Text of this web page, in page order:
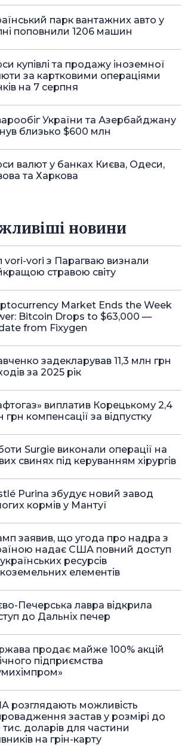
парк вантажних авто у
поповнили 1206 машин
купівлі та продажу іноземної
за картковими операціями
на 7 серпня
України та Азербайджану
близько $600 млн
валют у банках Києва, Одеси,
та Харкова
новини
vori-vori з Парагваю визнали
стравою світу
Market Ends the Week
Bitcoin Drops to $63,000 —
from Fixygen
задекларував 11,3 млн грн
за 2025 рік
виплатив Корецькому 2,4
грн компенсації за відпустку
Surgie виконали операції на
свинях під керуванням хірургів
Purina збудує новий завод
кормів у Мантуї
заявив, що угода про надра з
надає США повний доступ
ресурсів
елементів
Печерська лавра відкрила
до Дальніх печер
продає майже 100% акцій
підприємства
розглядають можливість
застав у розмірі до
тис. доларів для частини
на грін-карту